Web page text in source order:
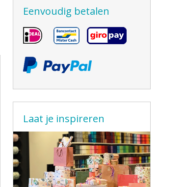
Eenvoudig betalen
Laat je inspireren